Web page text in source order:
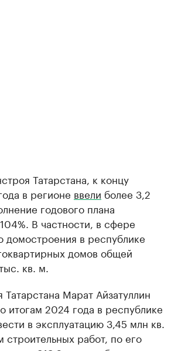
Татарстана, к концу
в регионе ввели более 3,2
годового плана
В частности, в сфере
домостроения в республике
домов общей
кв. м.
Татарстана Марат Айзатуллин
итогам 2024 года в республике
в эксплуатацию 3,45 млн кв.
работ, по его